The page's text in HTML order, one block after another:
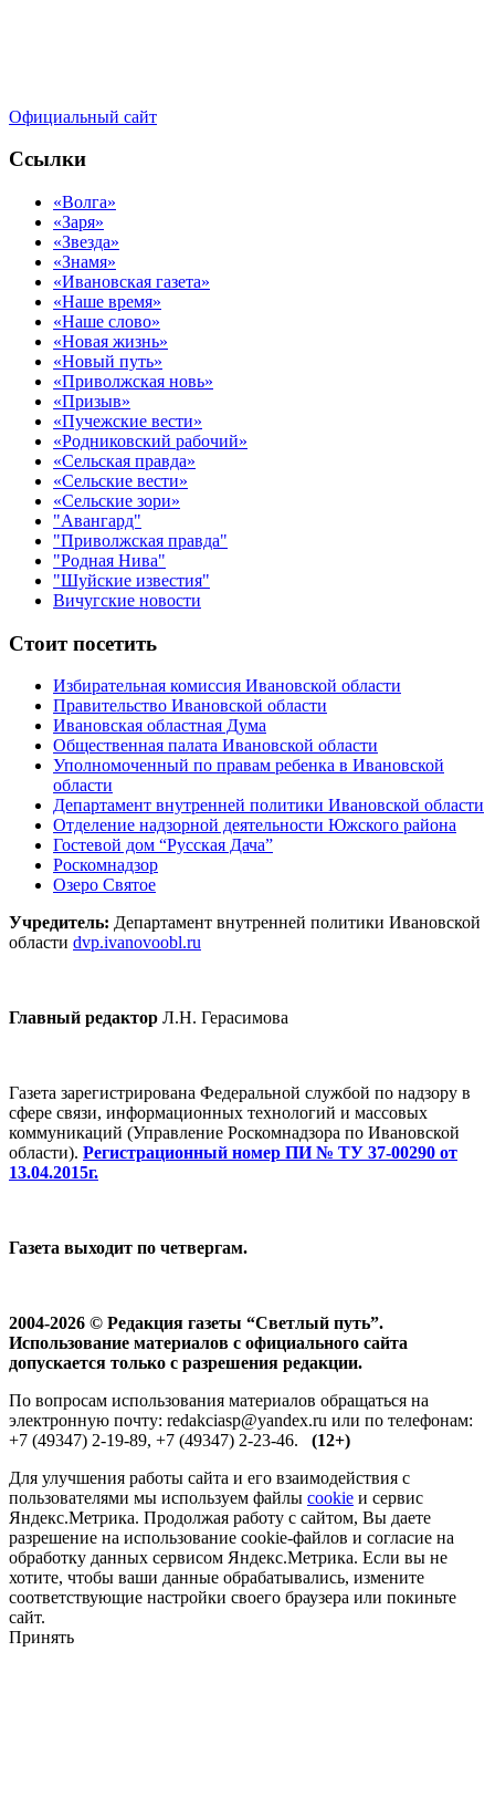
Официальный сайт
Ссылки
«Волга»
«Заря»
«Звезда»
«Знамя»
«Ивановская газета»
«Наше время»
«Наше слово»
«Новая жизнь»
«Новый путь»
«Приволжская новь»
«Призыв»
«Пучежские вести»
«Родниковский рабочий»
«Сельская правда»
«Сельские вести»
«Сельские зори»
"Авангард"
"Приволжская правда"
"Родная Нива"
"Шуйские известия"
Вичугские новости
Стоит посетить
Избирательная комиссия Ивановской области
Правительство Ивановской области
Ивановская областная Дума
Общественная палата Ивановской области
Уполномоченный по правам ребенка в Ивановской
области
Департамент внутренней политики Ивановской области
Отделение надзорной деятельности Южского района
Гостевой дом “Русская Дача”
Роскомнадзор
Озеро Святое
Учредитель: Департамент внутренней политики Ивановской
области dvp.ivanovoobl.ru
Главный редактор Л.Н. Герасимова
Газета зарегистрирована Федеральной службой по надзору в
сфере связи, информационных технологий и массовых
коммуникаций (Управление Роскомнадзора по Ивановской
области). Регистрационный номер ПИ № ТУ 37-00290 от
13.04.2015г.
Газета выходит по четвергам.
2004-2026 © Редакция газеты “Светлый путь”.
Использование материалов с официального сайта
допускается только с разрешения редакции.
По вопросам использования материалов обращаться на
электронную почту: redakciasp@yandex.ru или по телефонам:
+7 (49347) 2-19-89, +7 (49347) 2-23-46. (12+)
Для улучшения работы сайта и его взаимодействия с
пользователями мы используем файлы cookie и сервис
Яндекс.Метрика. Продолжая работу с сайтом, Вы даете
разрешение на использование cookie-файлов и согласие на
обработку данных сервисом Яндекс.Метрика. Если вы не
хотите, чтобы ваши данные обрабатывались, измените
соответствующие настройки своего браузера или покиньте
сайт.
Принять